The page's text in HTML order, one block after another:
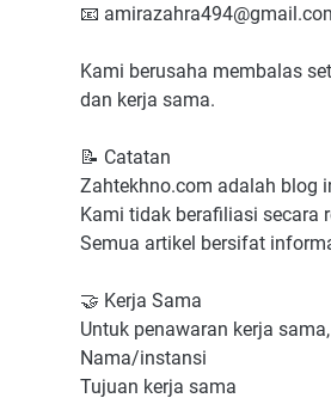
📧
Kami berusaha membalas
dan kerja sama.
📝 Catatan
Zahtekhno.com adalah blog
Kami tidak berafiliasi secara
Semua artikel bersifat
🤝 Kerja Sama
Untuk penawaran kerja
Nama/instansi
Tujuan kerja sama